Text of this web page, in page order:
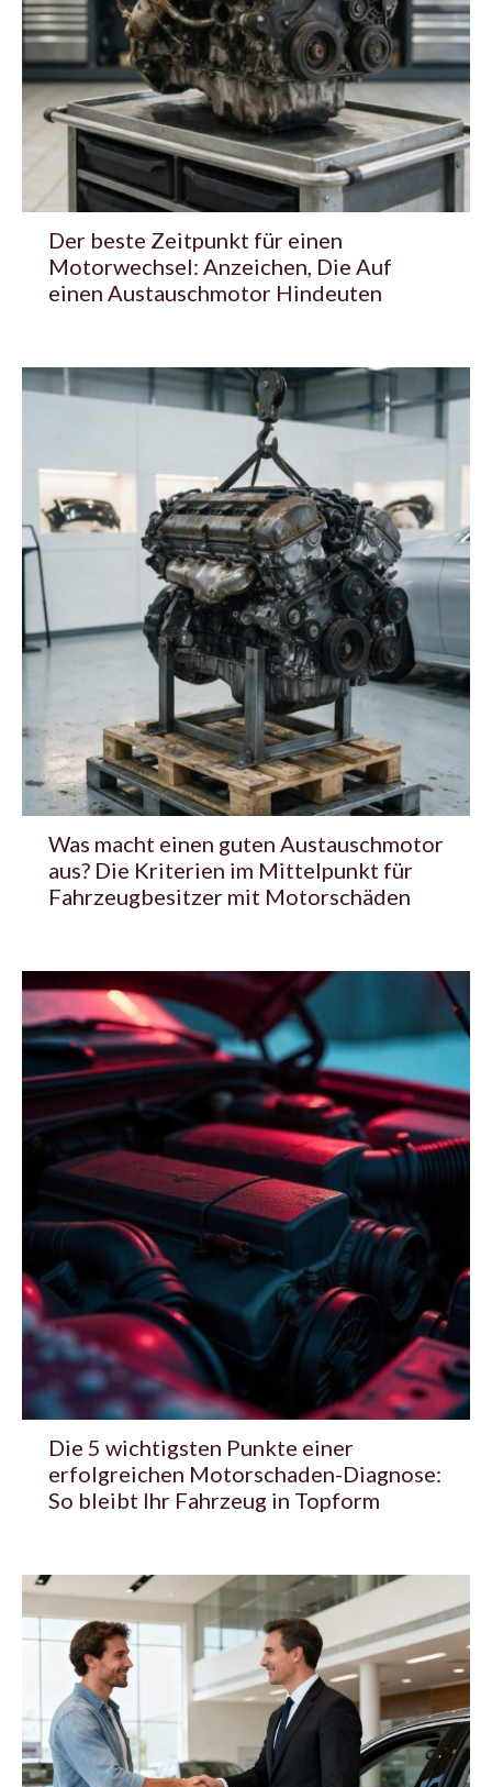
Der beste Zeitpunkt für einen
Motorwechsel: Anzeichen, Die Auf
einen Austauschmotor Hindeuten
Was macht einen guten Austauschmotor
aus? Die Kriterien im Mittelpunkt für
Fahrzeugbesitzer mit Motorschäden
Die 5 wichtigsten Punkte einer
erfolgreichen Motorschaden-Diagnose:
So bleibt Ihr Fahrzeug in Topform